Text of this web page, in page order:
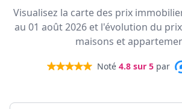
Visualisez la carte des prix
au 01 août 2026 et l'évolution du
maisons et
Noté 4.8 sur 5 par